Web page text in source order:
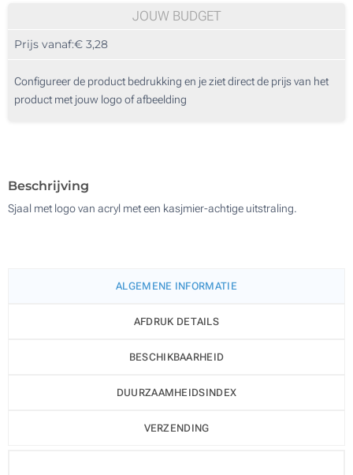
Digitale kleuren transfer (Aan een kant)
20
100
JOUW BUDGET
Prijs vanaf:€ 3,28
Configureer de product bedrukking en je ziet direct de prijs van het
product met jouw logo of afbeelding
Beschrijving
Sjaal met logo van acryl met een kasjmier-achtige uitstraling.
ALGEMENE INFORMATIE
AFDRUK DETAILS
BESCHIKBAARHEID
DUURZAAMHEIDSINDEX
VERZENDING